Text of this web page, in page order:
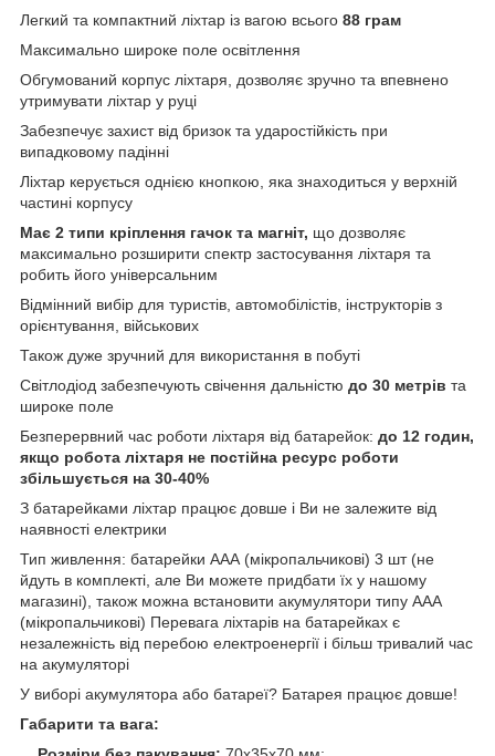
Легкий та компактний ліхтар із вагою всього 88 грам
Максимально широке поле освітлення
Обгумований корпус ліхтаря, дозволяє зручно та впевнено
утримувати ліхтар у руці
Забезпечує захист від бризок та ударостійкість при
випадковому падінні
Ліхтар керується однією кнопкою, яка знаходиться у верхній
частині корпусу
Має 2 типи кріплення гачок та магніт, що дозволяє
максимально розширити спектр застосування ліхтаря та
робить його універсальним
Відмінний вибір для туристів, автомобілістів, інструкторів з
орієнтування, військових
Також дуже зручний для використання в побуті
Світлодіод забезпечують свічення дальністю до 30 метрів та
широке поле
Безперервний час роботи ліхтаря від батарейок: до 12 годин,
якщо робота ліхтаря не постійна ресурс роботи
збільшується на 30-40%
З батарейками ліхтар працює довше і Ви не залежите від
наявності електрики
Тип живлення: батарейки ААА (мікропальчикові) 3 шт (не
йдуть в комплекті, але Ви можете придбати їх у нашому
магазині), також можна встановити акумулятори типу ААА
(мікропальчикові) Перевага ліхтарів на батарейках є
незалежність від перебою електроенергії і більш тривалий час
на акумуляторі
У виборі акумулятора або батареї? Батарея працює довше!
Габарити та вага: